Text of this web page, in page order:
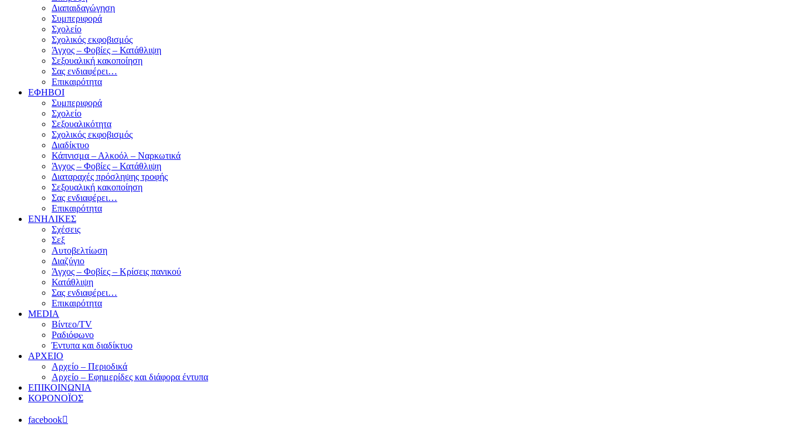
Διαπαιδαγώγηση
Συμπεριφορά
Σχολείο
Σχολικός εκφοβισμός
Άγχος – Φοβίες – Κατάθλιψη
Σεξουαλική κακοποίηση
Σας ενδιαφέρει…
Επικαιρότητα
ΕΦΗΒΟΙ
Συμπεριφορά
Σχολείο
Σεξουαλικότητα
Σχολικός εκφοβισμός
Διαδίκτυο
Κάπνισμα – Αλκοόλ – Ναρκωτικά
Άγχος – Φοβίες – Κατάθλιψη
Διαταραχές πρόσληψης τροφής
Σεξουαλική κακοποίηση
Σας ενδιαφέρει…
Επικαιρότητα
ΕΝΗΛΙΚΕΣ
Σχέσεις
Σεξ
Αυτοβελτίωση
Διαζύγιο
Άγχος – Φοβίες – Κρίσεις πανικού
Κατάθλιψη
Σας ενδιαφέρει…
Επικαιρότητα
MEDIA
Βίντεο/TV
Ραδιόφωνο
Έντυπα και διαδίκτυο
ΑΡΧΕΙΟ
Αρχείο – Περιοδικά
Αρχείο – Εφημερίδες και διάφορα έντυπα
ΕΠΙΚΟΙΝΩΝΙΑ
ΚΟΡΟΝΟΪΟΣ
facebook